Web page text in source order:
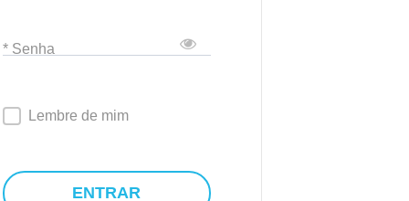
* Senha
Lembre de mim
ENTRAR